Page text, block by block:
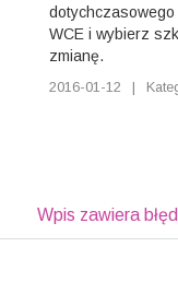
WCE i wybierz
zmianę.
2016-01-12 |
Wpis zawiera